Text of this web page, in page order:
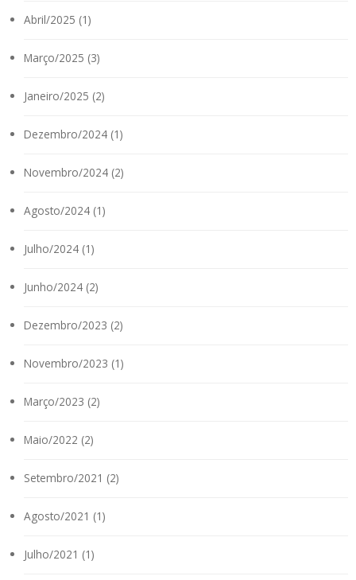
Abril/2025 (1)
Março/2025 (3)
Janeiro/2025 (2)
Dezembro/2024 (1)
Novembro/2024 (2)
Agosto/2024 (1)
Julho/2024 (1)
Junho/2024 (2)
Dezembro/2023 (2)
Novembro/2023 (1)
Março/2023 (2)
Maio/2022 (2)
Setembro/2021 (2)
Agosto/2021 (1)
Julho/2021 (1)